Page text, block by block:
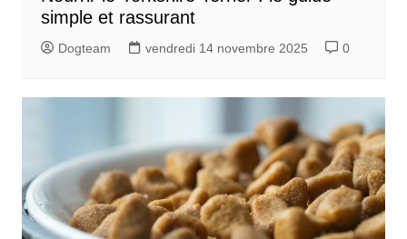
simple et rassurant
Dogteam vendredi 14 novembre 2025 0